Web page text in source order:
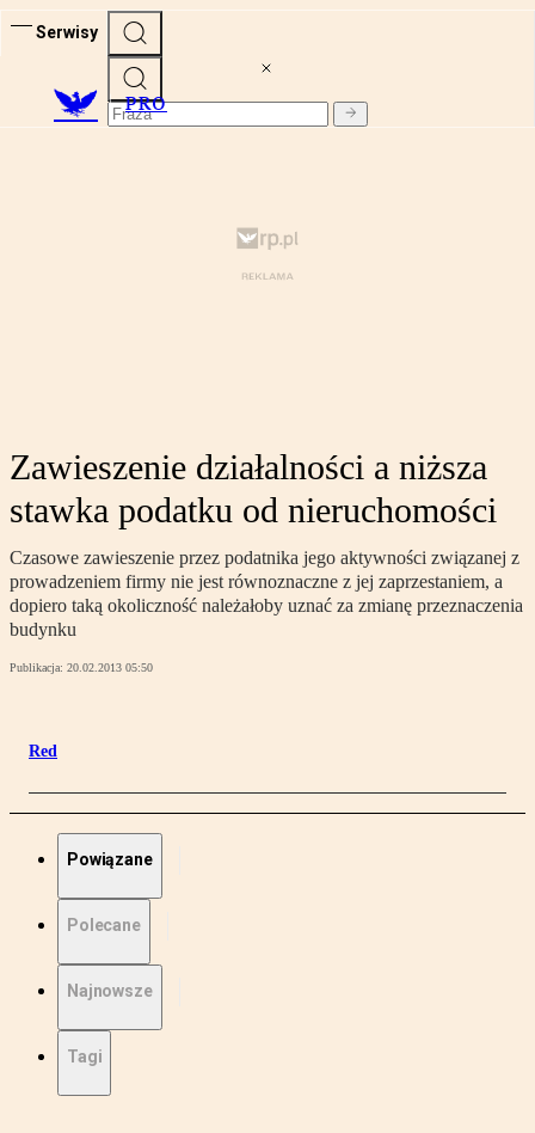
Serwisy
PRO
Zawieszenie działalności a niższa
stawka podatku od nieruchomości
Czasowe zawieszenie przez podatnika jego aktywności związanej z
prowadzeniem firmy nie jest równoznaczne z jej zaprzestaniem, a
dopiero taką okoliczność należałoby uznać za zmianę przeznaczenia
budynku
Publikacja: 20.02.2013 05:50
Red
Powiązane
Polecane
Najnowsze
Tagi